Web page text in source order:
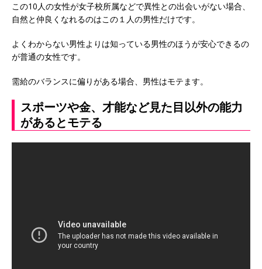
この10人の女性が女子校所属などで異性との出会いがない場合、
自然と仲良くなれるのはこの１人の男性だけです。
よくわからない男性よりは知っている男性のほうが安心できるの
が普通の女性です。
需給のバランスに偏りがある場合、男性はモテます。
スポーツや金、才能など見た目以外の能力
があるとモテる